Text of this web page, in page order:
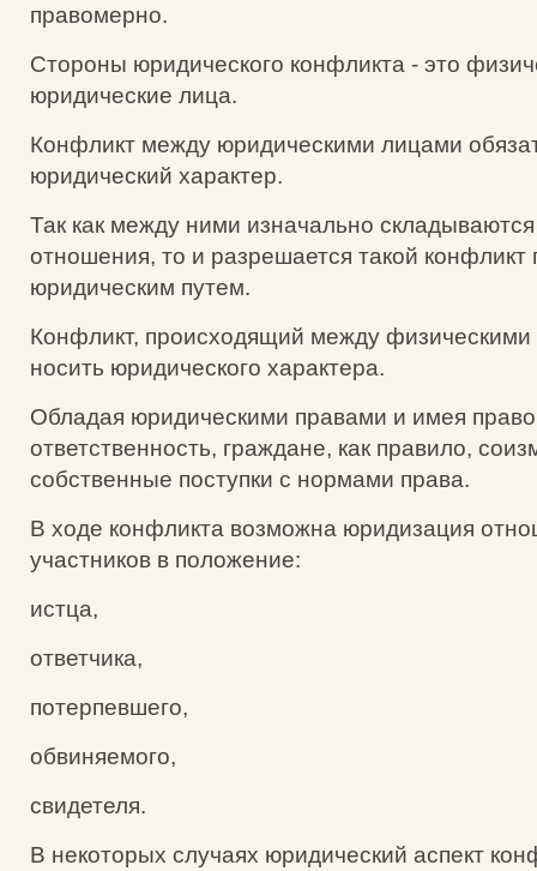
правомерно.
Стороны юридического конфликта - это
юридические лица.
Конфликт между юридическими лицами
юридический характер.
Так как между ними изначально
отношения, то и разрешается такой
юридическим путем.
Конфликт, происходящий между
носить юридического характера.
Обладая юридическими правами и имея
ответственность, граждане, как правило,
собственные поступки с нормами права.
В ходе конфликта возможна юридизация
участников в положение:
истца,
ответчика,
потерпевшего,
обвиняемого,
свидетеля.
В некоторых случаях юридический аспект